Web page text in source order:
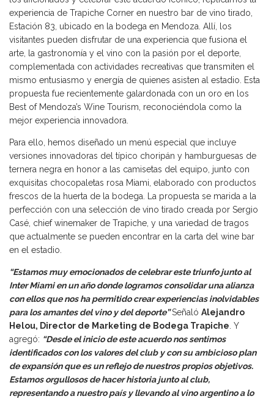
experiencia de Trapiche Corner en nuestro bar de vino tirado,
Estación 83, ubicado en la bodega en Mendoza. Allí, los
visitantes pueden disfrutar de una experiencia que fusiona el
arte, la gastronomía y el vino con la pasión por el deporte,
complementada con actividades recreativas que transmiten el
mismo entusiasmo y energía de quienes asisten al estadio. Esta
propuesta fue recientemente galardonada con un oro en los
Best of Mendoza’s Wine Tourism, reconociéndola como la
mejor experiencia innovadora.
Para ello, hemos diseñado un menú especial que incluye
versiones innovadoras del típico choripán y hamburguesas de
ternera negra en honor a las camisetas del equipo, junto con
exquisitas chocopaletas rosa Miami, elaborado con productos
frescos de la huerta de la bodega. La propuesta se marida a la
perfección con una selección de vino tirado creada por Sergio
Casé, chief winemaker de Trapiche, y una variedad de tragos
que actualmente se pueden encontrar en la carta del wine bar
en el estadio.
“Estamos muy emocionados de celebrar este triunfo junto al
Inter Miami en un año donde logramos consolidar una alianza
con ellos que nos ha permitido crear experiencias inolvidables
para los amantes del vino y del deporte”Señaló Alejandro
Helou, Director de Marketing de Bodega Trapiche. Y
agregó: “Desde el inicio de este acuerdo nos sentimos
identificados con los valores del club y con su ambicioso plan
de expansión que es un reflejo de nuestros propios objetivos.
Estamos orgullosos de hacer historia junto al club,
representando a nuestro país y llevando al vino argentino a lo